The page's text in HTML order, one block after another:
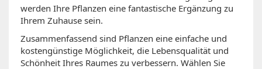
werden Ihre Pflanzen eine fantastische Ergänzung zu
Ihrem Zuhause sein.
Zusammenfassend sind Pflanzen eine einfache und
kostengünstige Möglichkeit, die Lebensqualität und
Schönheit Ihres Raumes zu verbessern. Wählen Sie